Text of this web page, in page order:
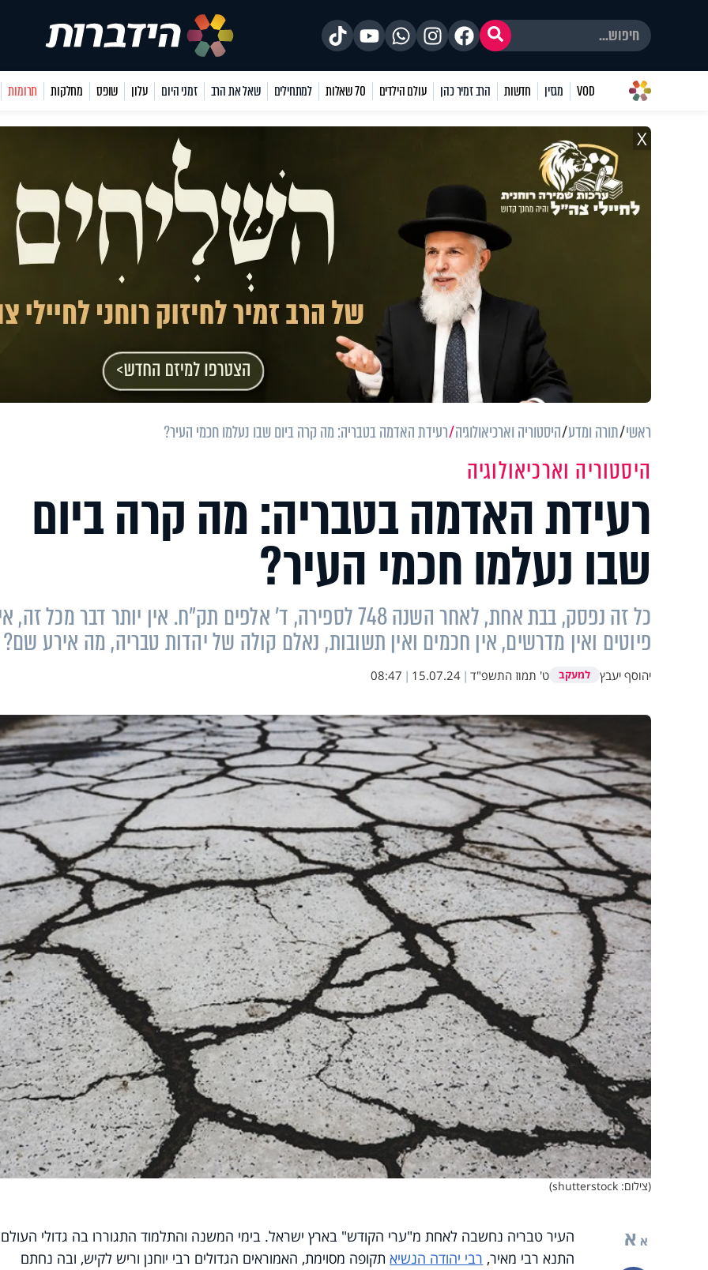
VOD מגזין חדשות הרב זמיר כהן עולם הילדים 70 שאלות למתחילים שאל את הרב זמני היום עלון שופס מחלקות תרומות
X
ראשי תורה ומדע היסטוריה וארכיאולוגיה רעידת האדמה בטבריה: מה קרה ביום שבו נעלמו חכמי העיר?
היסטוריה וארכיאולוגיה
רעידת האדמה בטבריה: מה קרה ביום
שבו נעלמו חכמי העיר?
כל זה נפסק, בבת אחת, לאחר השנה 748 לספירה, ד' אלפים תק"ח. אין יותר דבר מכל זה,
פיוטים ואין מדרשים, אין חכמים ואין תשובות, נאלם קולה של יהדות טבריה, מה אירע שם?
יהוסף יעבץ למעקב ט' תמוז התשפ"ד |
15.07.24
|
08:47
(צילום: shutterstock)
א א
העיר טבריה נחשבה לאחת מ"ערי הקודש" בארץ ישראל. בימי המשנה והתלמוד התגוררו בה גדולי
התנא רבי מאיר, רבי יהודה הנשיאתקופה מסוימת, האמוראים הגדולים רבי יוחנן וריש לקיש, ובה נחתם